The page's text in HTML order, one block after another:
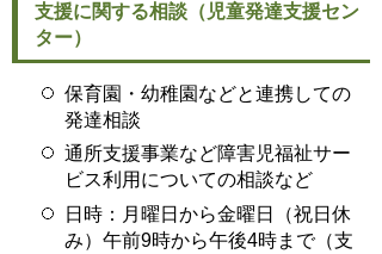
支援に関する相談（児童発達支援セン
ター）
保育園・幼稚園などと連携しての
発達相談
通所支援事業など障害児福祉サー
ビス利用についての相談など
日時：月曜日から金曜日（祝日休
み）午前9時から午後4時まで（支